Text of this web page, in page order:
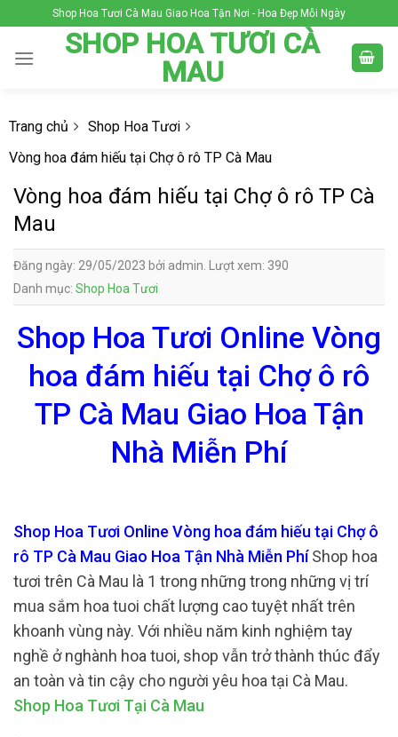
to
content
Shop Hoa Tươi Cà Mau Giao Hoa Tận Nơi - Hoa Đẹp Mỗi Ngày
SHOP HOA TƯƠI CÀ
MAU
Trang chủ
Shop Hoa Tươi
Vòng hoa đám hiếu tại Chợ ô rô TP Cà Mau
Vòng hoa đám hiếu tại Chợ ô rô TP Cà
Mau
Đăng ngày: 29/05/2023 bởi admin. Lượt xem: 390
Danh mục: Shop Hoa Tươi
Shop Hoa Tươi Online Vòng
hoa đám hiếu tại Chợ ô rô
TP Cà Mau Giao Hoa Tận
Nhà Miễn Phí
Shop Hoa Tươi Online Vòng hoa đám hiếu tại Chợ ô
rô TP Cà Mau Giao Hoa Tận Nhà Miễn PhíShop hoa
tươi trên Cà Mau là 1 trong những trong những vị trí
mua sắm hoa tuoi chất lượng cao tuyệt nhất trên
khoanh vùng này. Với nhiều năm kinh nghiệm tay
nghề ở nghành hoa tuoi, shop vẫn trở thành thúc đẩy
an toàn và tin cậy cho người yêu hoa tại Cà Mau.
Shop Hoa Tươi Tại Cà Mau